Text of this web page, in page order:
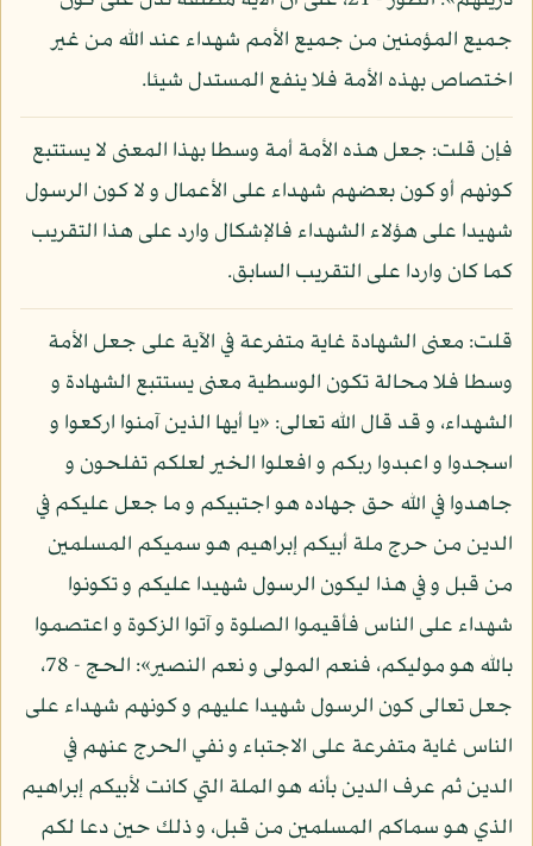
جميع المؤمنين من جميع الأمم شهداء عند الله من غير
اختصاص بهذه الأمة فلا ينفع المستدل شيئا.
فإن قلت: جعل هذه الأمة أمة وسطا بهذا المعنى لا يستتبع
كونهم أو كون بعضهم شهداء على الأعمال و لا كون الرسول
شهيدا على هؤلاء الشهداء فالإشكال وارد على هذا التقريب
كما كان واردا على التقريب السابق.
قلت: معنى الشهادة غاية متفرعة في الآية على جعل الأمة
وسطا فلا محالة تكون الوسطية معنى يستتبع الشهادة و
الشهداء، و قد قال الله تعالى: «يا أيها الذين آمنوا اركعوا و
اسجدوا و اعبدوا ربكم و افعلوا الخير لعلكم تفلحون و
جاهدوا في الله حق جهاده هو اجتبيكم و ما جعل عليكم في
الدين من حرج ملة أبيكم إبراهيم هو سميكم المسلمين
من قبل و في هذا ليكون الرسول شهيدا عليكم و تكونوا
شهداء على الناس فأقيموا الصلوة و آتوا الزكوة و اعتصموا
بالله هو موليكم، فنعم المولى و نعم النصير»: الحج - 78،
جعل تعالى كون الرسول شهيدا عليهم و كونهم شهداء على
الناس غاية متفرعة على الاجتباء و نفي الحرج عنهم في
الدين ثم عرف الدين بأنه هو الملة التي كانت لأبيكم إبراهيم
الذي هو سماكم المسلمين من قبل، و ذلك حين دعا لكم